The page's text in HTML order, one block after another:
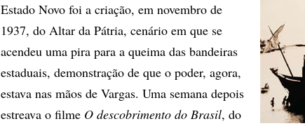
Estado Novo foi a criação, em novembro de
1937, do Altar da Pátria, cenário em que se
acendeu uma pira para a queima das bandeiras
estaduais, demonstração de que o poder, agora,
estava nas mãos de Vargas. Uma semana depois
estreava o filme O descobrimento do Brasil, do